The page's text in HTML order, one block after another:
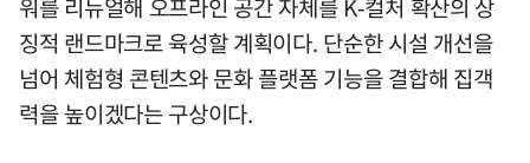
워를 리뉴얼해 오프라인 공간 자체를 K-컬처 확산의 상
징적 랜드마크로 육성할 계획이다. 단순한 시설 개선을
넘어 체험형 콘텐츠와 문화 플랫폼 기능을 결합해 집객
력을 높이겠다는 구상이다.